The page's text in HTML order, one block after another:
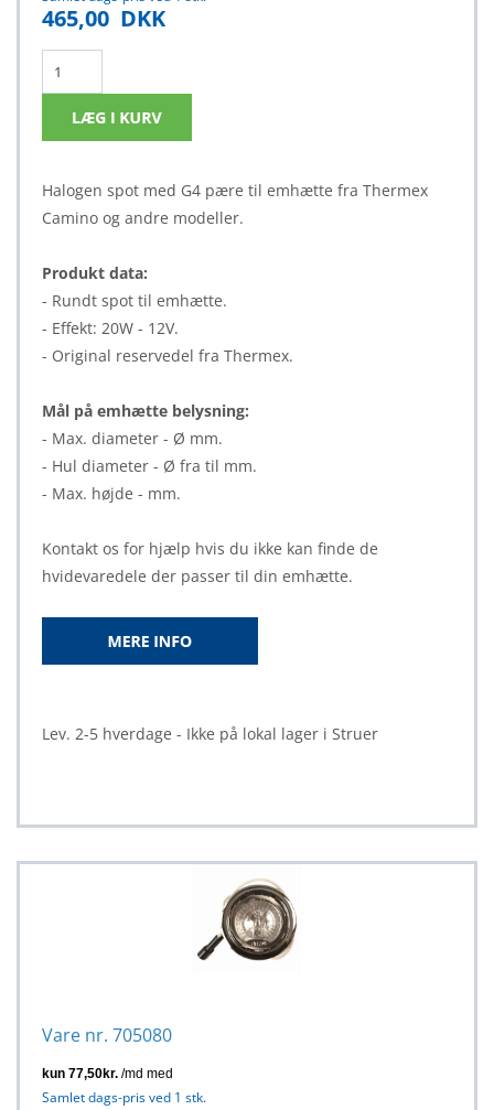
465,00 DKK
Halogen spot med G4 pære til emhætte fra Thermex
Camino og andre modeller.
Produkt data:
- Rundt spot til emhætte.
- Effekt: 20W - 12V.
- Original reservedel fra Thermex.
Mål på emhætte belysning:
- Max. diameter - Ø mm.
- Hul diameter - Ø fra til mm.
- Max. højde - mm.
Kontakt os for hjælp hvis du ikke kan finde de
hvidevaredele der passer til din emhætte.
Lev. 2-5 hverdage - Ikke på lokal lager i Struer
Vare nr. 705080
Samlet dags-pris ved 1 stk.